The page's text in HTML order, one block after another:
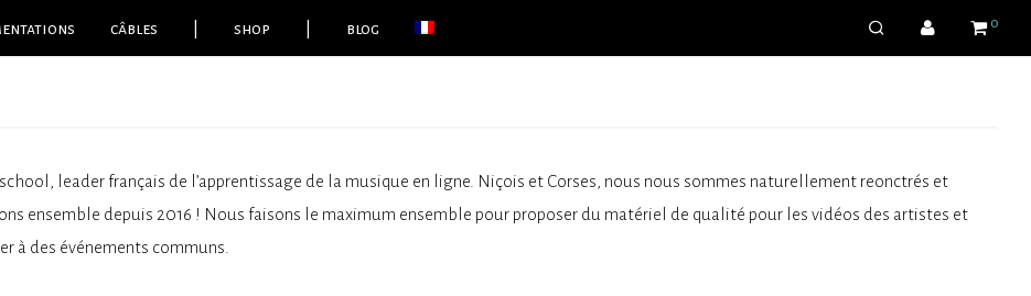
câbles shop blog 0
leader français de l’apprentissage de la musique en ligne. Niçois et Corses, nous nous sommes naturellement reonctrés et
ensemble depuis 2016 ! Nous faisons le maximum ensemble pour proposer du matériel de qualité pour les vidéos des artistes et
à des événements communs.